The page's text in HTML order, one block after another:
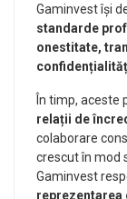
Gaminvest își
standarde
onestitate,
În timp, aceste
relații de
colaborare
crescut în mod
Gaminvest